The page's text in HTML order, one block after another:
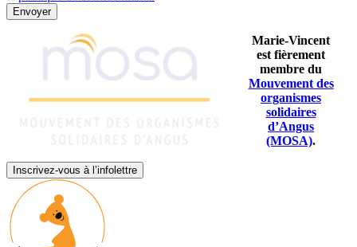
Envoyer
Marie-Vincent
est fièrement
membre du
Mouvement des
organismes
solidaires
d’Angus
(MOSA).
Inscrivez-vous à l’infolettre